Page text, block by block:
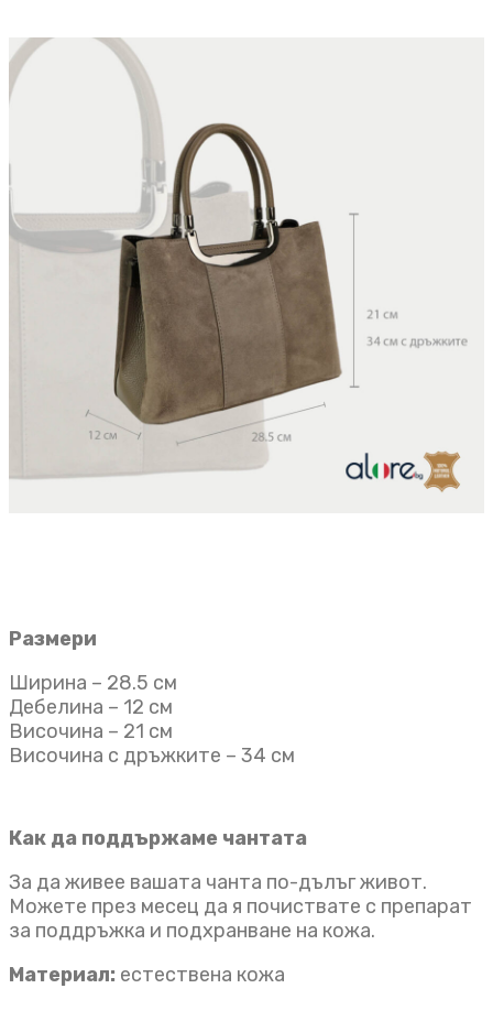
Размери
Ширина – 28.5 см
Дебелина – 12 см
Височина – 21 см
Височина с дръжките – 34 см
Как да поддържаме чантата
За да живее вашата чанта по-дълъг живот.
Можете през месец да я почиствате с препарат
за поддръжка и подхранване на кожа.
Материал: естествена кожа